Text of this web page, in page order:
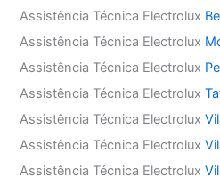
Assistência Técnica Electrolux
Assistência Técnica Electrolux
Assistência Técnica Electrolux
Assistência Técnica Electrolux
Assistência Técnica Electrolux
Assistência Técnica Electrolux
Assistência Técnica Electrolux